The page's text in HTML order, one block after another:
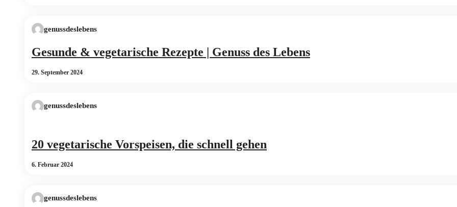
genussdeslebens
Gesunde & vegetarische Rezepte | Genuss des Lebens
29. September 2024
genussdeslebens
20 vegetarische Vorspeisen, die schnell gehen
6. Februar 2024
genussdeslebens